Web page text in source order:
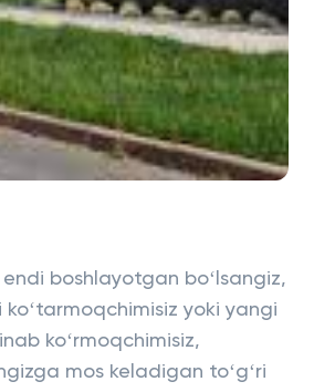
endi boshlayotgan boʻlsangiz,
koʻtarmoqchimisiz yoki yangi
koʻrmoqchimisiz,
mos keladigan toʻgʻri